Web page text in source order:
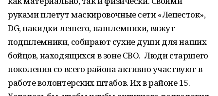
руками плетут маскировочные сети «Лепесток»,
DG, накидки лешего, нашлемники, вяжут
подшлемники, собирают сухие души для наших
бойцов, находящихся в зоне СВО. Люди старшего
поколения со всего района активно участвуют в
работе волонтерских штабов. Их в районе 15.